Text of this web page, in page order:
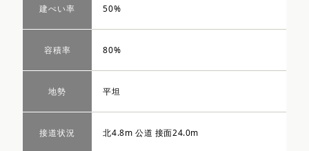
建ぺい率 50%
容積率 80%
地勢 平坦
接道状況 北4.8m 公道 接面24.0m